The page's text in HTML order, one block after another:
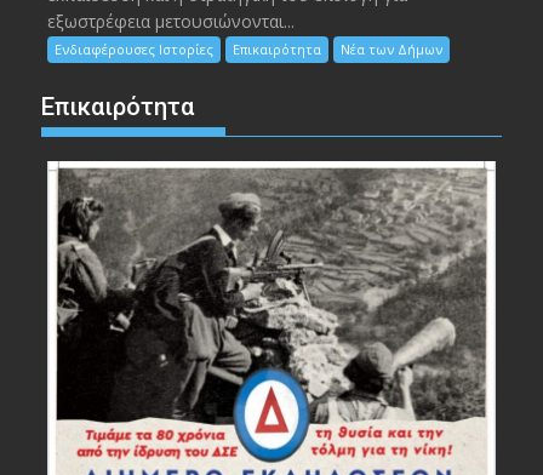
εξωστρέφεια μετουσιώνονται...
Ενδιαφέρουσες Ιστορίες Επικαιρότητα Νέα των Δήμων
Επικαιρότητα